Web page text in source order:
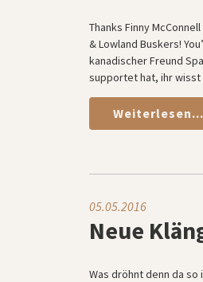
Thanks Finny
& Lowland Buskers!
kanadischer Freund
supportet hat, ihr
Weiterlesen...
05.05.2016
Neue
Was dröhnt denn da so